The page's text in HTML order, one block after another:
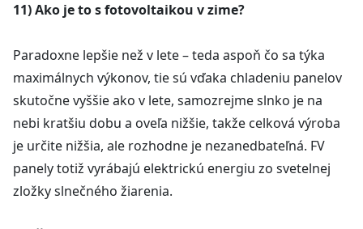
11) Ako je to s fotovoltaikou v zime?
Paradoxne lepšie než v lete – teda aspoň čo sa týka
maximálnych výkonov, tie sú vďaka chladeniu panelov
skutočne vyššie ako v lete, samozrejme slnko je na
nebi kratšiu dobu a oveľa nižšie, takže celková výroba
je určite nižšia, ale rozhodne je nezanedbateľná. FV
panely totiž vyrábajú elektrickú energiu zo svetelnej
zložky slnečného žiarenia.